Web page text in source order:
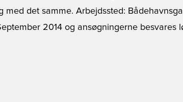
med det samme. Arbejdssted:
2014 og ansøgningerne besvares